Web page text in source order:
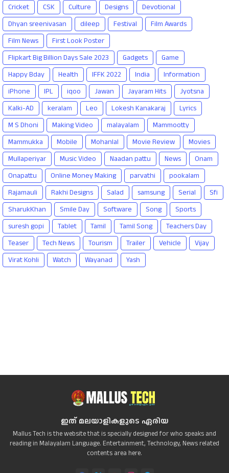
Cricket
CSK Culture Designs
Devotional
Dhyan sreenivasan
dileep Festival
Film Awards
Film News
First Look Poster
Flipkart Big Billion Days Sale 2023
Gadgets
Game
Happy Bday
Health IFFK 2022 India
Information
iPhone
IPL iqoo Jawan Jayaram Hits
Jyotsna
Kalki-AD
keralam Leo Lokesh Kanakaraj
Lyrics
M S Dhoni
Making Video malayalam
Mammootty
Mammukka
Mobile Mohanlal Movie Review
Movies
Mullaperiyar
Music Video Naadan pattu News
Onam
Onapattu
Online Money Making parvathi
pookalam
Rajamauli
Rakhi Designs Salad samsung Serial
Sfi
SharukKhan
Smile Day Software Song
Sports
suresh gopi
Tablet Tamil Tamil Song
Teachers Day
Teaser
Tech News Tourism Trailer Vehicle
Vijay
Virat Kohli
Watch Wayanad Yash
ഇത് മലയാളികളുടെ ഏരിയ
Mallus Tech is the website that is specially designed for who speaks and
reading in Malayalam Language. Entertainment, Technology, News related
contents area here.